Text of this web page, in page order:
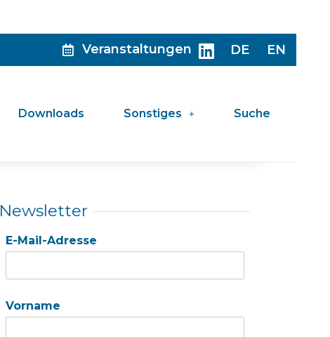
Veranstaltungen DE EN
Downloads Sonstiges Suche
Newsletter
E-Mail-Adresse
Vorname